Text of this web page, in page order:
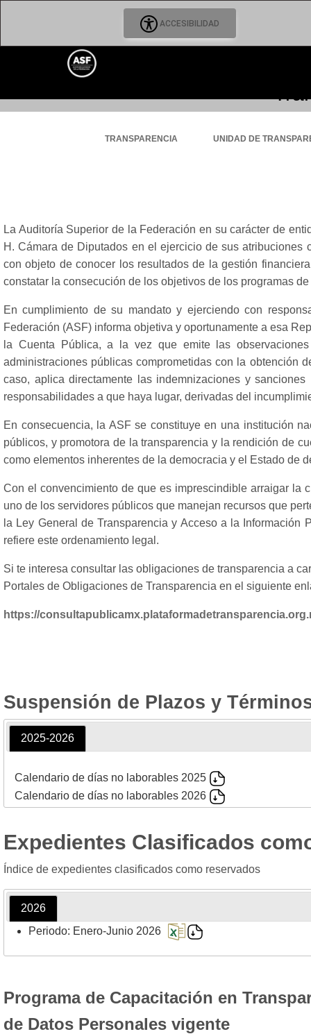
ACCESIBILIDAD
TRANSPARENCIA UNIDAD DE
La Auditoría Superior de la Federación en su carácter de
H. Cámara de Diputados en el ejercicio de sus
con objeto de conocer los resultados de la gestión
constatar la consecución de los objetivos de los programas
En cumplimiento de su mandato y ejerciendo con
Federación (ASF) informa objetiva y oportunamente a esa
la Cuenta Pública, a la vez que emite las
administraciones públicas comprometidas con la obtención
caso, aplica directamente las indemnizaciones y
responsabilidades a que haya lugar, derivadas del
En consecuencia, la ASF se constituye en una institución
públicos, y promotora de la transparencia y la rendición de
como elementos inherentes de la democracia y el Estado de
Con el convencimiento de que es imprescindible arraigar la
uno de los servidores públicos que manejan recursos que
la Ley General de Transparencia y Acceso a la
refiere este ordenamiento legal.
Si te interesa consultar las obligaciones de transparencia a
Portales de Obligaciones de Transparencia en el siguiente
https://
Suspensión de Plazos y
2025-2026
Calendario de días no laborables 2025
Calendario de días no laborables 2026
Expedientes Clasificados
Índice de expedientes clasificados como reservados
2026
Periodo: Enero-Junio 2026
Programa de Capacitación en
de Datos Personales vigente